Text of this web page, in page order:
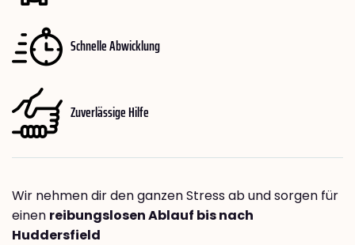
Schnelle Abwicklung
Zuverlässige Hilfe
Wir nehmen dir den ganzen Stress ab und sorgen für
einen reibungslosen Ablauf bis nach
Huddersfield